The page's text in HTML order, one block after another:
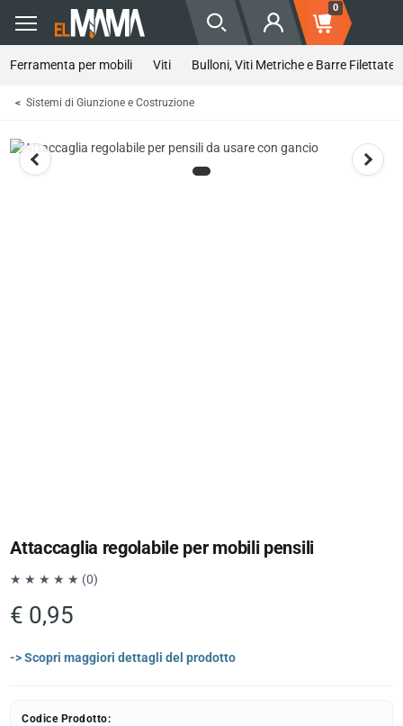
0
Ferramenta per mobili Viti Bulloni, Viti Metriche e Barre Filettate
Sistemi di Giunzione e Costruzione
Attaccaglia regolabile per mobili pensili
★ ★ ★ ★ ★ (0)
€ 0,95
-> Scopri maggiori dettagli del prodotto
Codice Prodotto: